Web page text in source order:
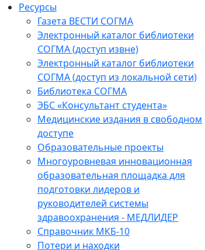
Ресурсы
Газета ВЕСТИ СОГМА
Электронный каталог библиотеки
СОГМА (доступ извне)
Электронный каталог библиотеки
СОГМА (доступ из локальной сети)
Библиотека СОГМА
ЭБС «Консультант студента»
Медицинские издания в свободном
доступе
Образовательные проекты
Многоуровневая инновационная
образовательная площадка для
подготовки лидеров и
руководителей системы
здравоохранения - МЕДЛИДЕР
Справочник МКБ-10
Потери и находки